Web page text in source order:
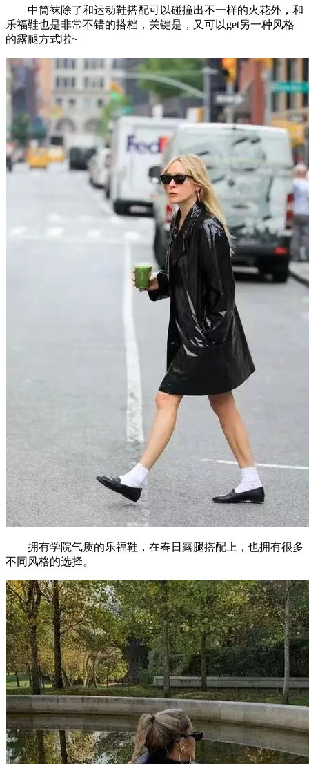
中筒袜除了和运动鞋搭配可以碰撞出不一样的火花外，和
乐福鞋也是非常不错的搭档，关键是，又可以get另一种风格
的露腿方式啦~
拥有学院气质的乐福鞋，在春日露腿搭配上，也拥有很多
不同风格的选择。